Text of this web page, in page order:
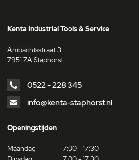
Kenta Industrial Tools & Service
Ambachtsstraat 3
7951 ZA Staphorst
0522 - 228 345
info@kenta-staphorst.nl
Openingstijden
Maandag
7:00 - 17:30